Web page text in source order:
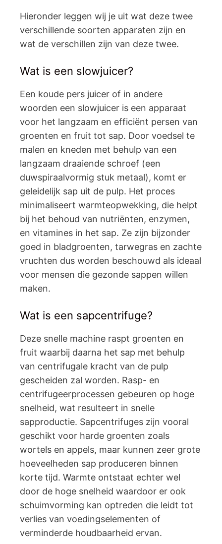
Hieronder leggen wij je uit wat deze twee
verschillende soorten apparaten zijn en
wat de verschillen zijn van deze twee.
Wat is een slowjuicer?
Een koude pers juicer of in andere
woorden een slowjuicer is een apparaat
voor het langzaam en efficiënt persen van
groenten en fruit tot sap. Door voedsel te
malen en kneden met behulp van een
langzaam draaiende schroef (een
duwspiraalvormig stuk metaal), komt er
geleidelijk sap uit de pulp. Het proces
minimaliseert warmteopwekking, die helpt
bij het behoud van nutriënten, enzymen,
en vitamines in het sap. Ze zijn bijzonder
goed in bladgroenten, tarwegras en zachte
vruchten dus worden beschouwd als ideaal
voor mensen die gezonde sappen willen
maken.
Wat is een sapcentrifuge?
Deze snelle machine raspt groenten en
fruit waarbij daarna het sap met behulp
van centrifugale kracht van de pulp
gescheiden zal worden. Rasp- en
centrifugeerprocessen gebeuren op hoge
snelheid, wat resulteert in snelle
sapproductie. Sapcentrifuges zijn vooral
geschikt voor harde groenten zoals
wortels en appels, maar kunnen zeer grote
hoeveelheden sap produceren binnen
korte tijd. Warmte ontstaat echter wel
door de hoge snelheid waardoor er ook
schuimvorming kan optreden die leidt tot
verlies van voedingselementen of
verminderde houdbaarheid ervan.